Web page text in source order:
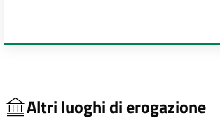
Altri luoghi di erogazione